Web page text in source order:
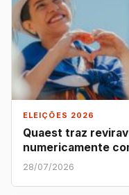
ELEIÇÕES 2026
Quaest traz
numericamente
28/07/2026